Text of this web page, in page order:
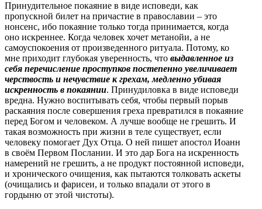
Принудительное покаяние в виде исповеди, как
пропускной билет на причастие в православии – это
нонсенс, ибо покаяние только тогда принимается, когда
оно искреннее. Когда человек хочет метанойи, а не
самоуспокоения от произведенного ритуала. Потому, ко
мне приходит глубокая уверенность, что выдавленное из
себя перечисление проступков постепенно увеличивает
черствость и нечувствие к грехам, медленно убивая
искренность в покаянии. Принудиловка в виде исповеди
вредна. Нужно воспитывать себя, чтобы первый порыв
раскаяния после совершения греха превратился в покаяние
перед Богом и человеком. А лучше вообще не грешить. И
такая возможность при жизни в теле существует, если
человеку помогает Дух Отца. О ней пишет апостол Иоанн
в своём Первом Послании. И это дар Бога на искренность
намерений не грешить, а не продукт постоянной исповеди,
и хронического очищения, как пытаются толковать аскеты
(очищались и фарисеи, и только впадали от этого в
гордыню от этой чистоты).